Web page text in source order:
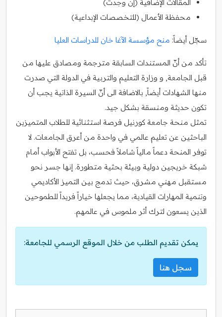
المقالات الإضافية (إن وجدت)
محفظة الأعمال (للتخصصات الإبداعية)
سجّل أيضاً: منح مؤسسة الآغا خان للدراسات العليا
تأكد من أنّ المستندات السابقة مترجمة ومصادق عليها من
قبل الجامعة, و وزارة التعليم والتربية في الدولة التي صدرت
منها الشهادات أيضاً, بالاضافة الى أنّ السيرة الذاتية يجب أن
تكون حديثة ومنسقة بشكل جيد.
تمثل منحة جامعة كورنيل فرصة استثنائية للطلاب المتميزين
الباحثين عن تعليم عالمي في واحدة من أعرق الجامعات. لا
توفر المنحة دعماً مالياً شاملاً فحسب، بل تفتح الأبواب أمام
شبكة خريجين دولية وبيئة بحثية متطورة. إنها جسر نحو
مستقبل مهني مشرق، حيث تدمج بين التميز الأكاديمي
وتنمية المهارات القيادية، مما يجعلها خياراً فريداً للطموحين
الذين يسعون لترك أثر ملموس في عالمهم.
يمكن تقديم الطلب من خلال الموقع الرسمي للجامعة:
سجل هنا